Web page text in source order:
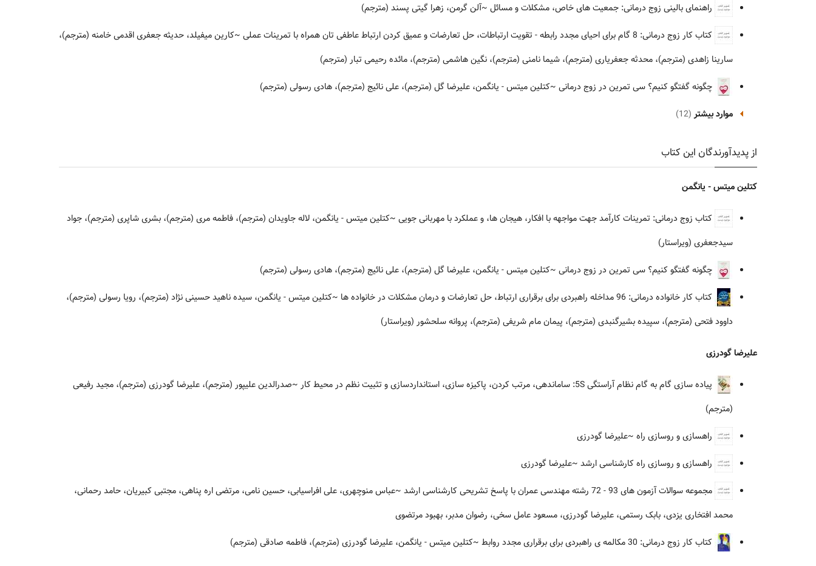
راهنمای بالینی زوج درمانی: جمعیت های خاص، مشکلات و مسائل ~آلن گرمن، زهرا گیتی پسند (مترجم)
کتاب کار زوج درمانی: 8 گام برای احیای مجدد رابطه - تقویت ارتباطات، حل تعارضات و عمیق کردن ارتباط عاطفی تان همراه با تمرینات عملی
~کارین میفیلد، حدیثه جعفری اقدمی خامنه (مترجم)،
سارینا زاهدی (مترجم)، محدثه جعفریاری (مترجم)، شیما نامنی (مترجم)، نگین هاشمی (مترجم)، مائده رحیمی تبار (مترجم)
چگونه گفتگو کنیم؟ سی تمرین در زوج درمانی ~کتلین میتس - یانگمن، علیرضا گل (مترجم)، علی نائیج (مترجم)، هادی رسولی (مترجم)
موارد بیشتر (12)
از پدیدآورندگان این کتاب
کتلین میتس - یانگمن
کتاب زوج درمانی: تمرینات کارآمد جهت مواجهه با افکار، هیجان ها، و عملکرد با مهربانی جویی ~کتلین میتس - یانگمن، لاله جاویدان (مترجم)، فاطمه مری (مترجم)، بشری شاپری (مترجم)، جواد
سیدجعفری (ویراستار)
چگونه گفتگو کنیم؟ سی تمرین در زوج درمانی ~کتلین میتس - یانگمن، علیرضا گل (مترجم)، علی نائیج (مترجم)، هادی رسولی (مترجم)
کتاب کار خانواده درمانی: 96 مداخله راهبردی برای برقراری ارتباط، حل تعارضات و درمان مشکلات در خانواده ها
~کتلین میتس - یانگمن، سیده ناهید حسینی نژاد (مترجم)، رویا رسولی (مترجم)،
داوود فتحی (مترجم)، سپیده بشیرگنبدی (مترجم)، پیمان مام شریفی (مترجم)، پروانه سلحشور (ویراستار)
علیرضا گودرزی
پیاده سازی گام به گام نظام آراستگی 5S: ساماندهی، مرتب کردن، پاکیزه سازی، استانداردسازی و تثبیت نظم در محیط کار
~صدرالدین علیپور (مترجم)، علیرضا گودرزی (مترجم)، مجید رفیعی
(مترجم)
راهسازی و روسازی راه ~علیرضا گودرزی
راهسازی و روسازی راه کارشناسی ارشد ~علیرضا گودرزی
مجموعه سوالات آزمون های 93 - 72 رشته مهندسی عمران با پاسخ تشریحی کارشناسی ارشد
~عباس منوچهری، علی افراسیابی، حسین نامی، مرتضی اره پناهی، مجتبی کبیریان، حامد رحمانی،
محمد افتخاری یزدی، بابک رستمی، علیرضا گودرزی، مسعود عامل سخی، رضوان مدبر، بهبود مرتضوی
کتاب کار زوج درمانی: 30 مکالمه ی راهبردی برای برقراری مجدد روابط
~کتلین میتس - یانگمن، علیرضا گودرزی (مترجم)، فاطمه صادقی (مترجم)